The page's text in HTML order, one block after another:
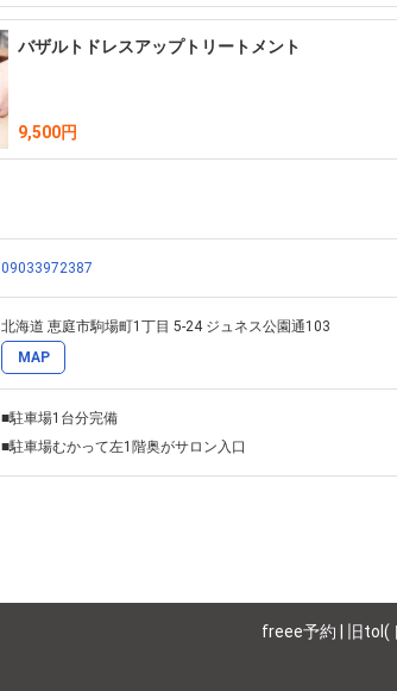
バザルトドレスアップトリートメント
9,500円
09033972387
北海道 恵庭市駒場町1丁目 5-24 ジュネス公園通103
MAP
■駐車場1台分完備
■駐車場むかって左1階奥がサロン入口
freee予約 | 旧tol(